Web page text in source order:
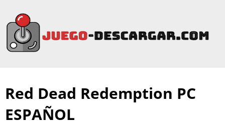
Red Dead Redemption PC
ESPAÑOL